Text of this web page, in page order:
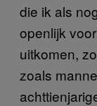
die ik als
openlijk
uitkomen,
zoals